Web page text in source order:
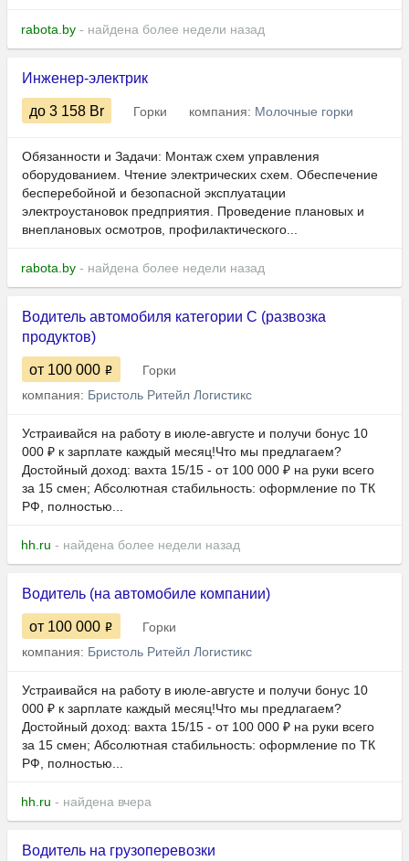
rabota.by - найдена более недели назад
Инженер-электрик
до 3 158 Br Горки компания: Молочные горки
Обязанности и Задачи: Монтаж схем управления
оборудованием. Чтение электрических схем. Обеспечение
бесперебойной и безопасной эксплуатации
электроустановок предприятия. Проведение плановых и
внеплановых осмотров, профилактического...
rabota.by - найдена более недели назад
Водитель автомобиля категории C (развозка
продуктов)
от 100 000
Горки
компания: Бристоль Ритейл Логистикс
Устраивайся на работу в июле-августе и получи бонус 10
000 ₽ к зарплате каждый месяц!Что мы предлагаем?
Достойный доход: вахта 15/15 - от 100 000 ₽ на руки всего
за 15 смен; Абсолютная стабильность: оформление по ТК
РФ, полностью...
hh.ru - найдена более недели назад
Водитель (на автомобиле компании)
от 100 000
Горки
компания: Бристоль Ритейл Логистикс
Устраивайся на работу в июле-августе и получи бонус 10
000 ₽ к зарплате каждый месяц!Что мы предлагаем?
Достойный доход: вахта 15/15 - от 100 000 ₽ на руки всего
за 15 смен; Абсолютная стабильность: оформление по ТК
РФ, полностью...
hh.ru - найдена вчера
Водитель на грузоперевозки